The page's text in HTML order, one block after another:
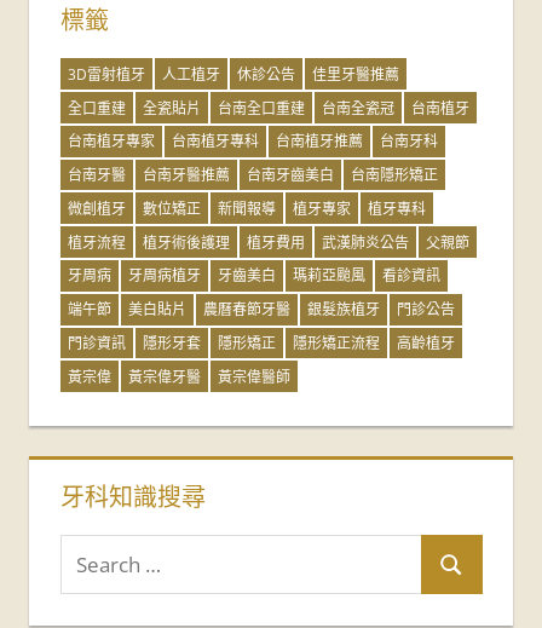
標籤
3D雷射植牙 人工植牙 休診公告
佳里牙醫推薦
全口重建
全瓷貼片 台南全口重建 台南全瓷冠
台南植牙
台南植牙專家
台南植牙專科 台南植牙推薦
台南牙科
台南牙醫
台南牙醫推薦 台南牙齒美白
台南隱形矯正
微創植牙
數位矯正 新聞報導 植牙專家
植牙專科
植牙流程
植牙術後護理 植牙費用 武漢肺炎公告
父親節
牙周病
牙周病植牙 牙齒美白 瑪莉亞颱風
看診資訊
端午節
美白貼片 農曆春節牙醫 銀髮族植牙
門診公告
門診資訊
隱形牙套 隱形矯正 隱形矯正流程
高齡植牙
黃宗偉
黃宗偉牙醫 黃宗偉醫師
牙科知識搜尋